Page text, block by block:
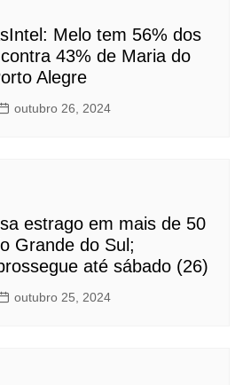
Melo tem 56% dos
43% de Maria do
Alegre
outubro 26, 2024
estrago em mais de 50
Grande do Sul;
até sábado (26)
outubro 25, 2024